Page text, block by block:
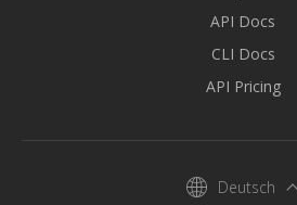
API Docs
CLI Docs
API Pricing
Deutsch